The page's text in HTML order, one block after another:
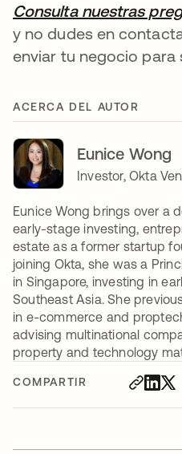
COMPARTIR
Consulta nuestras
y no dudes en
enviar tu negocio para
ACERCA DEL AUTOR
Eunice Wong
Investor, Okta
Eunice Wong brings over a
early-stage investing,
estate as a former startup
joining Okta, she was a
in Singapore, investing in
Southeast Asia. She
in e-commerce and
advising multinational
property and technology